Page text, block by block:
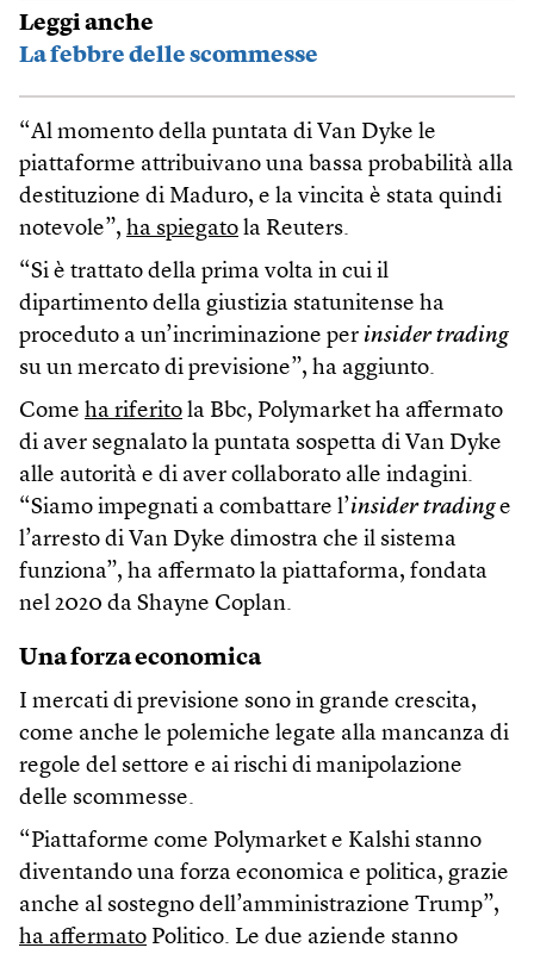
Leggi anche
La febbre delle scommesse
“Al momento della puntata di Van Dyke le
piattaforme attribuivano una bassa probabilità alla
destituzione di Maduro, e la vincita è stata quindi
notevole”, ha spiegato la Reuters.
“Si è trattato della prima volta in cui il
dipartimento della giustizia statunitense ha
proceduto a un’incriminazione per insider trading
su un mercato di previsione”, ha aggiunto.
Come ha riferito la Bbc, Polymarket ha affermato
di aver segnalato la puntata sospetta di Van Dyke
alle autorità e di aver collaborato alle indagini.
“Siamo impegnati a combattare l’insider tradinge
l’arresto di Van Dyke dimostra che il sistema
funziona”, ha affermato la piattaforma, fondata
nel 2020 da Shayne Coplan.
Una forza economica
I mercati di previsione sono in grande crescita,
come anche le polemiche legate alla mancanza di
regole del settore e ai rischi di manipolazione
delle scommesse.
“Piattaforme come Polymarket e Kalshi stanno
diventando una forza economica e politica, grazie
anche al sostegno dell’amministrazione Trump”,
ha affermato Politico. Le due aziende stanno